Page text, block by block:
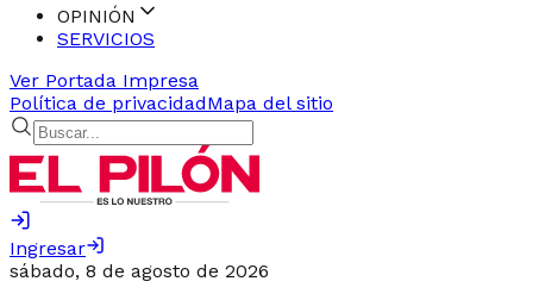
OPINIÓN
SERVICIOS
Ver Portada Impresa
Política de privacidadMapa del sitio
Ingresar
sábado, 8 de agosto de 2026